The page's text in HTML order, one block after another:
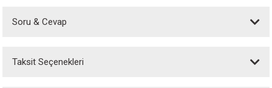
Soru & Cevap
Ürün hakkında henüz soru sorulmamış.
Taksit Seçenekleri